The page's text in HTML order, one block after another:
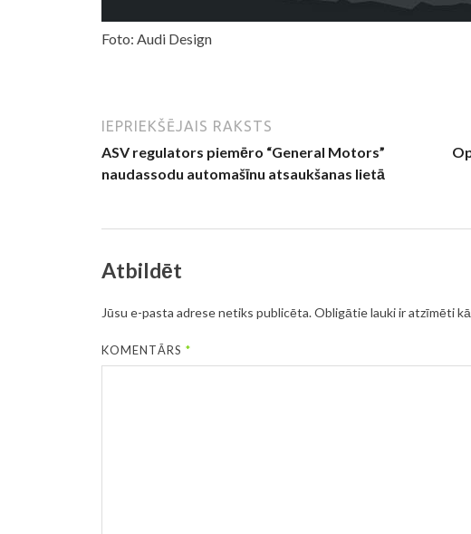
Foto: Audi Design
IEPRIEKŠĒJAIS RAKSTS
ASV regulators piemēro “General Motors”
naudassodu automašīnu atsaukšanas lietā
Atbildēt
Jūsu e-pasta adrese netiks publicēta.Obligātie lauki ir atzīmēti kā
KOMENTĀRS*